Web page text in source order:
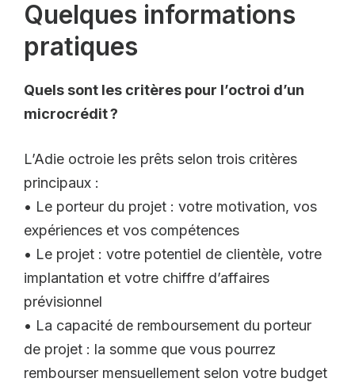
Quelques informations
pratiques
Quels sont les critères pour l’octroi d’un
microcrédit ?
L’Adie octroie les prêts selon trois critères
principaux :
• Le porteur du projet : votre motivation, vos
expériences et vos compétences
• Le projet : votre potentiel de clientèle, votre
implantation et votre chiffre d’affaires
prévisionnel
• La capacité de remboursement du porteur
de projet : la somme que vous pourrez
rembourser mensuellement selon votre budget